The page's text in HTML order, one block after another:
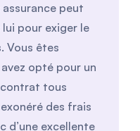
peut
pour exiger le
Vous êtes
opté pour un
tous
des frais
d’une excellente